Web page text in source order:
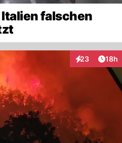
falschen
23
Interaktionen
18h